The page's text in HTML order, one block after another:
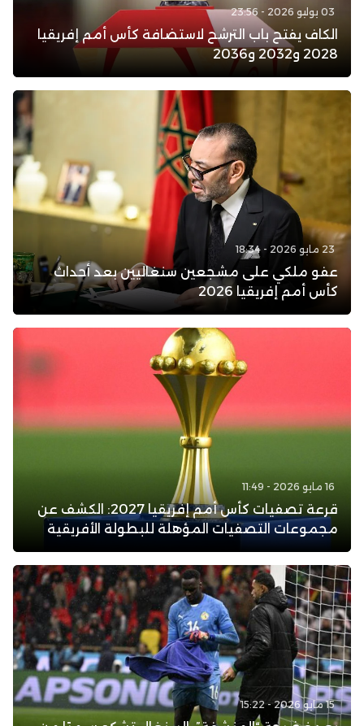
03 يوليو 2026 - 23:56
الكاف يفتح باب الترشح لاستضافة كأس أمم إفريقيا
2028 و2032 و2036
23 مايو 2026 - 18:34
عفو ملكي على مشجعين سنغاليين بعد أحداث
كأس أمم إفريقيا 2026
16 مايو 2026 - 11:49
قرعة تصفيات كأس أمم إفريقيا 2027: الكشف عن
مجموعات التصفيات المؤهلة للبطولة الأفريقية
15 مايو 2026 - 15:22